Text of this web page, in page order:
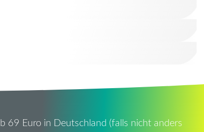
69 Euro in Deutschland (falls nicht anders